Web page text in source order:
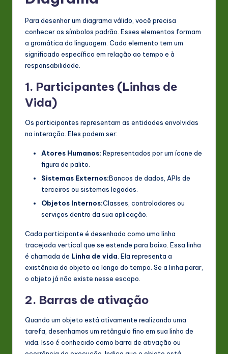
Para desenhar um diagrama válido, você precisa
conhecer os símbolos padrão. Esses elementos formam
a gramática da linguagem. Cada elemento tem um
significado específico em relação ao tempo e à
responsabilidade.
1. Participantes (Linhas de
Vida)
Os participantes representam as entidades envolvidas
na interação. Eles podem ser:
Atores Humanos: Representados por um ícone de
figura de palito.
Sistemas Externos:Bancos de dados, APIs de
terceiros ou sistemas legados.
Objetos Internos:Classes, controladores ou
serviços dentro da sua aplicação.
Cada participante é desenhado como uma linha
tracejada vertical que se estende para baixo. Essa linha
é chamada de Linha de vida. Ela representa a
existência do objeto ao longo do tempo. Se a linha parar,
o objeto já não existe nesse escopo.
2. Barras de ativação
Quando um objeto está ativamente realizando uma
tarefa, desenhamos um retângulo fino em sua linha de
vida. Isso é conhecido como barra de ativação ou